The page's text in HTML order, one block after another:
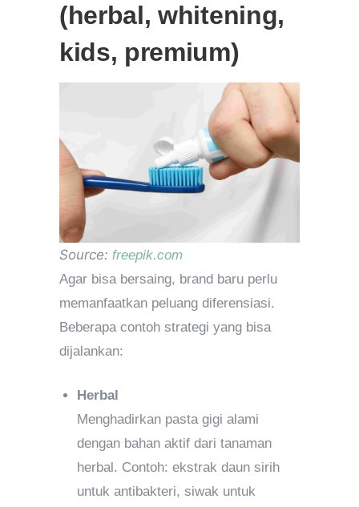
(herbal, whitening,
kids, premium)
Source: freepik.com
Agar bisa bersaing, brand baru perlu
memanfaatkan peluang diferensiasi.
Beberapa contoh strategi yang bisa
dijalankan:
Herbal
Menghadirkan pasta gigi alami
dengan bahan aktif dari tanaman
herbal. Contoh: ekstrak daun sirih
untuk antibakteri, siwak untuk